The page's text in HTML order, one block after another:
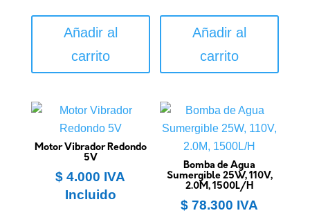
Añadir al
carrito
Añadir al
carrito
Motor Vibrador Redondo
5V
$ 4.000 IVA
Incluido
Bomba de Agua
Sumergible 25W, 110V,
2.0M, 1500L/H
$ 78.300 IVA